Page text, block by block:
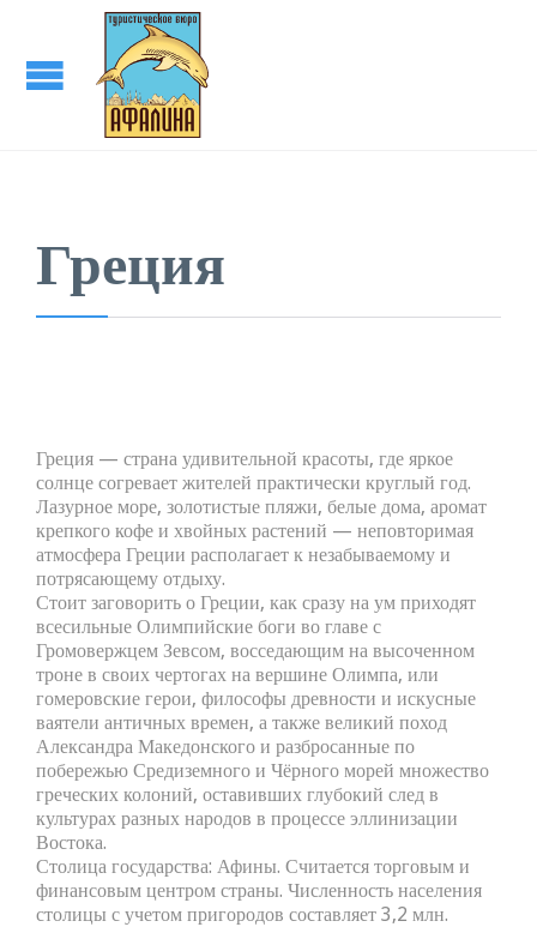
Греция
Греция — страна удивительной красоты, где яркое
солнце согревает жителей практически круглый год.
Лазурное море, золотистые пляжи, белые дома, аромат
крепкого кофе и хвойных растений — неповторимая
атмосфера Греции располагает к незабываемому и
потрясающему отдыху.
Стоит заговорить о Греции, как сразу на ум приходят
всесильные Олимпийские боги во главе с
Громовержцем Зевсом, восседающим на высоченном
троне в своих чертогах на вершине Олимпа, или
гомеровские герои, философы древности и искусные
ваятели античных времен, а также великий поход
Александра Македонского и разбросанные по
побережью Средиземного и Чёрного морей множество
греческих колоний, оставивших глубокий след в
культурах разных народов в процессе эллинизации
Востока.
Столица государства: Афины. Считается торговым и
финансовым центром страны. Численность населения
столицы с учетом пригородов составляет 3,2 млн.